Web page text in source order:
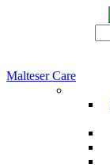
Malteser Care